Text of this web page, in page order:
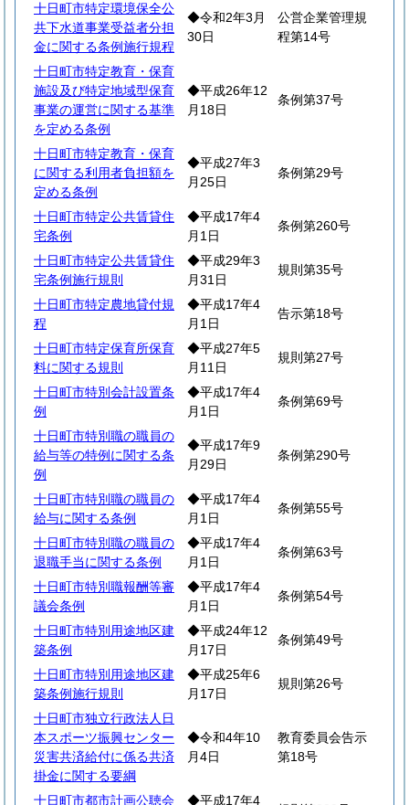
十日町市特定環境保全公
共下水道事業受益者分担
金に関する条例施行規程
◆令和2年3月
30日
公営企業管理規
程第14号
十日町市特定教育・保育
施設及び特定地域型保育
事業の運営に関する基準
を定める条例
◆平成26年12
月18日
条例第37号
十日町市特定教育・保育
に関する利用者負担額を
定める条例
◆平成27年3
月25日
条例第29号
十日町市特定公共賃貸住
宅条例
◆平成17年4
月1日
条例第260号
十日町市特定公共賃貸住
宅条例施行規則
◆平成29年3
月31日
規則第35号
十日町市特定農地貸付規
程
◆平成17年4
月1日
告示第18号
十日町市特定保育所保育
料に関する規則
◆平成27年5
月11日
規則第27号
十日町市特別会計設置条
例
◆平成17年4
月1日
条例第69号
十日町市特別職の職員の
給与等の特例に関する条
例
◆平成17年9
月29日
条例第290号
十日町市特別職の職員の
給与に関する条例
◆平成17年4
月1日
条例第55号
十日町市特別職の職員の
退職手当に関する条例
◆平成17年4
月1日
条例第63号
十日町市特別職報酬等審
議会条例
◆平成17年4
月1日
条例第54号
十日町市特別用途地区建
築条例
◆平成24年12
月17日
条例第49号
十日町市特別用途地区建
築条例施行規則
◆平成25年6
月17日
規則第26号
十日町市独立行政法人日
本スポーツ振興センター
災害共済給付に係る共済
掛金に関する要綱
◆令和4年10
月4日
教育委員会告示
第18号
十日町市都市計画公聴会
◆平成17年4